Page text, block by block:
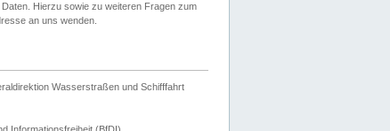
Hierzu sowie zu weiteren Fragen zum
an uns wenden.
Wasserstraßen und Schifffahrt